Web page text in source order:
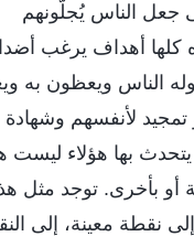
جعل الناس يُجلُّونهم
كلها أهداف يرغب
الناس ويعظون به
لأنفسهم وشهادة
بها هؤلاء ليست
أو بأخرى. توجد مثل
نقطة معينة، إلى